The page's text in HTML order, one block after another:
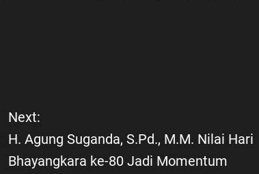
Next:
H. Agung Suganda, S.Pd., M.M. Nilai Hari
Bhayangkara ke-80 Jadi Momentum